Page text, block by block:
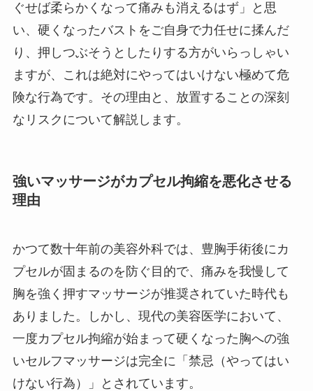
ぐせば柔らかくなって痛みも消えるはず」と思
い、硬くなったバストをご自身で力任せに揉んだ
り、押しつぶそうとしたりする方がいらっしゃい
ますが、これは絶対にやってはいけない極めて危
険な行為です。その理由と、放置することの深刻
なリスクについて解説します。
強いマッサージがカプセル拘縮を悪化させる
理由
かつて数十年前の美容外科では、豊胸手術後にカ
プセルが固まるのを防ぐ目的で、痛みを我慢して
胸を強く押すマッサージが推奨されていた時代も
ありました。しかし、現代の美容医学において、
一度カプセル拘縮が始まって硬くなった胸への強
いセルフマッサージは完全に「禁忌（やってはい
けない行為）」とされています。